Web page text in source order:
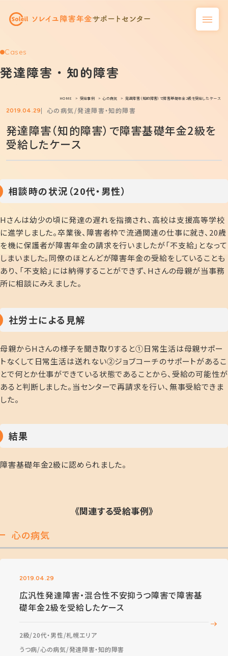
Cases
発達障害・知的障害
HOME 受給事例 心の病気 発達障害（知的障害）で障害基礎年金2級を受給したケース
2019.04.29 心の病気 発達障害・知的障害
発達障害（知的障害）で障害基礎年金2級を
受給したケース
相談時の状況（20代・男性）
Hさんは幼少の頃に発達の遅れを指摘され、高校は支援高等学校
に進学しました。卒業後、障害者枠で流通関連の仕事に就き、20歳
を機に保護者が障害年金の請求を行いましたが「不支給」となって
しまいました。同僚のほとんどが障害年金の受給をしていることも
あり、「不支給」には納得することができず、Hさんの母親が当事務
所に相談にみえました。
社労士による見解
母親からHさんの様子を聞き取りすると①日常生活は母親サポー
トなくして日常生活は送れない②ジョブコーチのサポートがあるこ
とで何とか仕事ができている状態であることから、受給の可能性が
あると判断しました。当センターで再請求を行い、無事受給できま
した。
結果
障害基礎年金2級に認められました。
《関連する受給事例》
心の病気
2019.04.29
広汎性発達障害・混合性不安抑うつ障害で障害基
礎年金2級を受給したケース
2級 20代・男性 札幌エリア
うつ病 心の病気 発達障害・知的障害